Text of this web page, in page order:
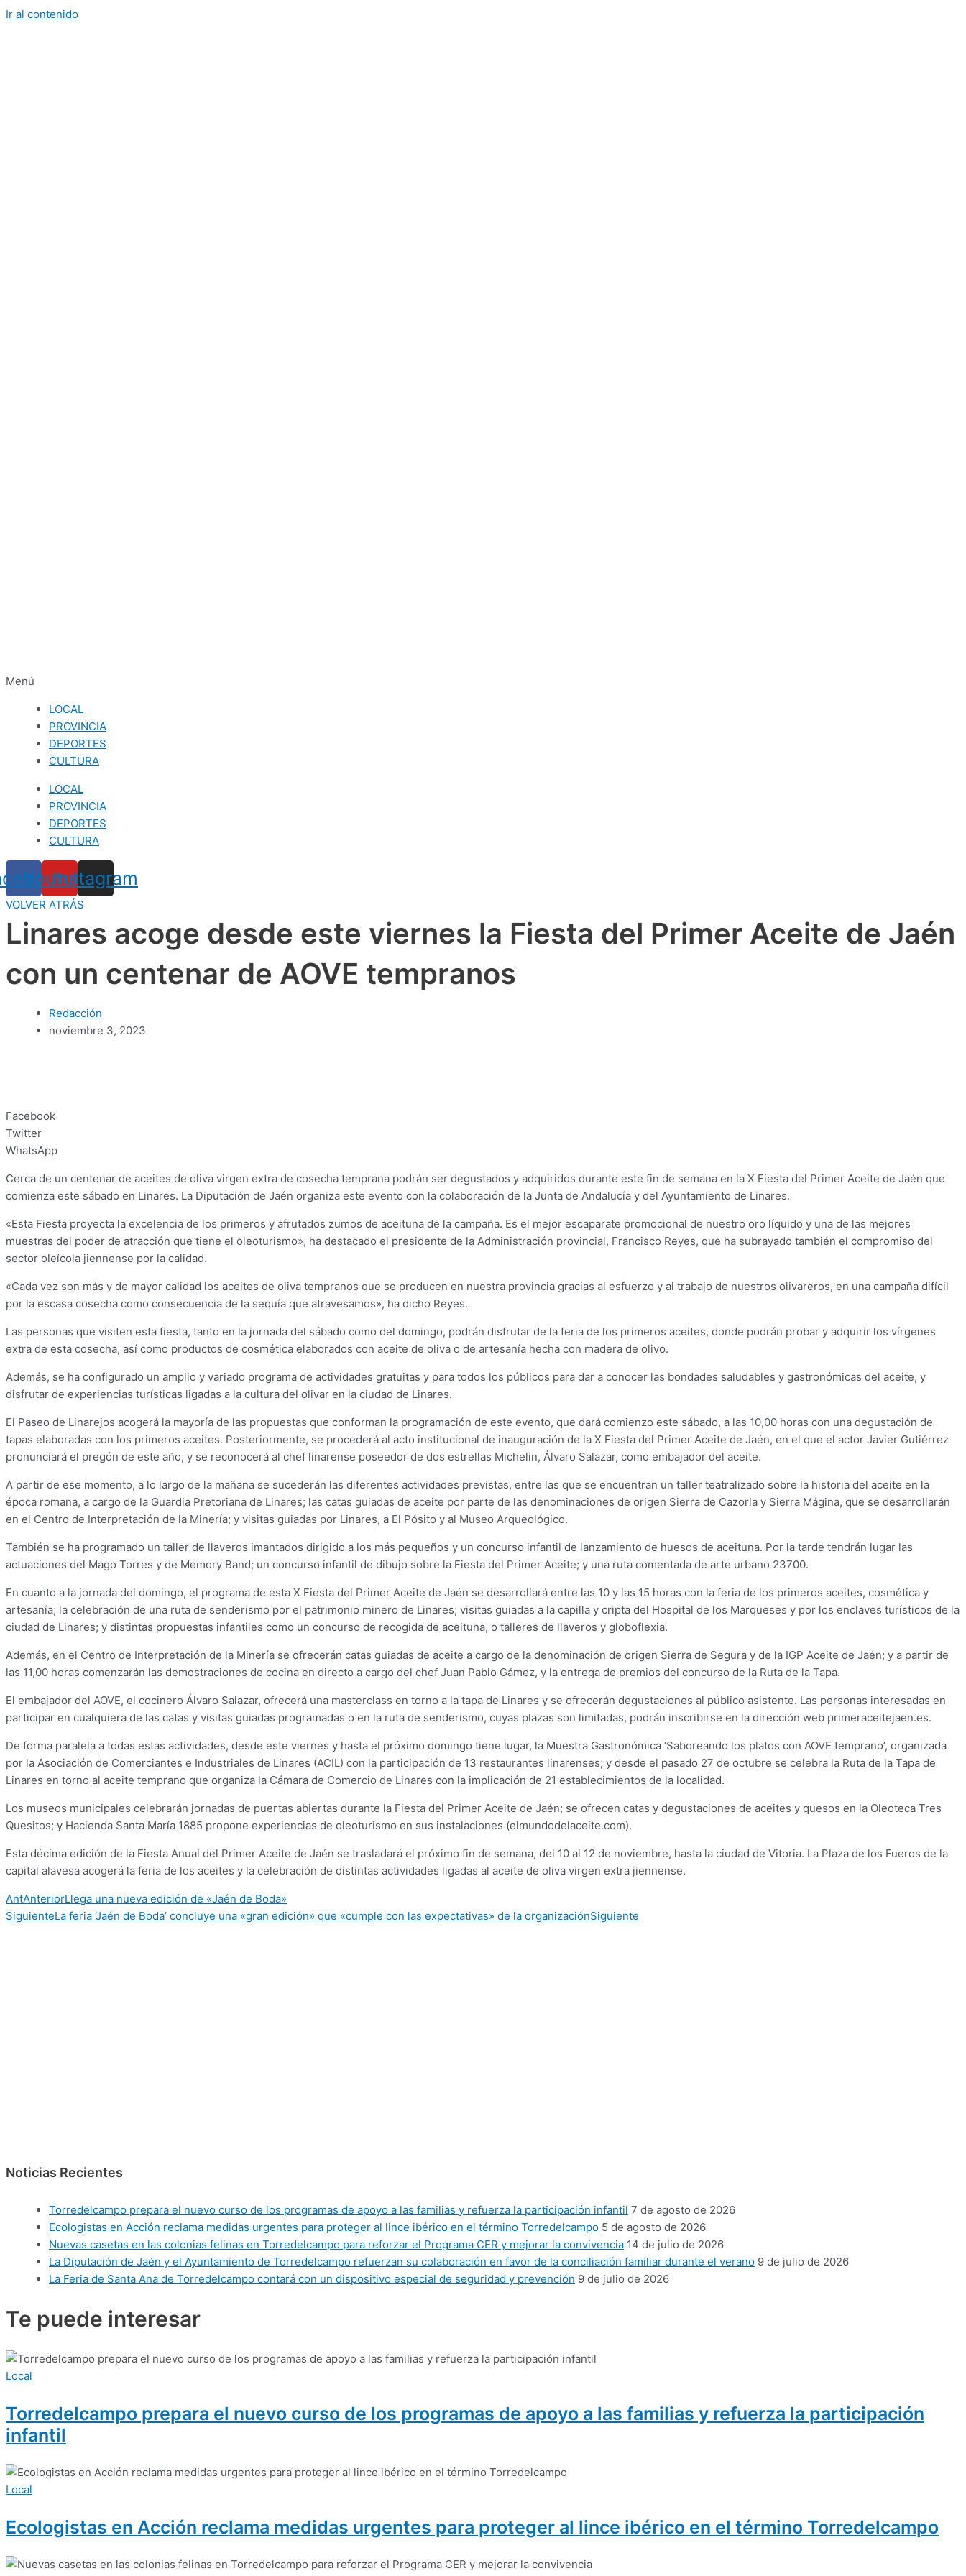
Ir al contenido
Menú
LOCAL
PROVINCIA
DEPORTES
CULTURA
LOCAL
PROVINCIA
DEPORTES
CULTURA
Youtube
Instagram
VOLVER ATRÁS
Linares acoge desde este viernes la Fiesta del Primer Aceite de Jaén
con un centenar de AOVE tempranos
Redacción
noviembre 3, 2023
Facebook
Twitter
WhatsApp
Cerca de un centenar de aceites de oliva virgen extra de cosecha temprana podrán ser degustados y adquiridos durante este fin de semana en la X Fiesta del Primer Aceite de Jaén que
comienza este sábado en Linares. La Diputación de Jaén organiza este evento con la colaboración de la Junta de Andalucía y del Ayuntamiento de Linares.
«Esta Fiesta proyecta la excelencia de los primeros y afrutados zumos de aceituna de la campaña. Es el mejor escaparate promocional de nuestro oro líquido y una de las mejores
muestras del poder de atracción que tiene el oleoturismo», ha destacado el presidente de la Administración provincial, Francisco Reyes, que ha subrayado también el compromiso del
sector oleícola jiennense por la calidad.
«Cada vez son más y de mayor calidad los aceites de oliva tempranos que se producen en nuestra provincia gracias al esfuerzo y al trabajo de nuestros olivareros, en una campaña difícil
por la escasa cosecha como consecuencia de la sequía que atravesamos», ha dicho Reyes.
Las personas que visiten esta fiesta, tanto en la jornada del sábado como del domingo, podrán disfrutar de la feria de los primeros aceites, donde podrán probar y adquirir los vírgenes
extra de esta cosecha, así como productos de cosmética elaborados con aceite de oliva o de artesanía hecha con madera de olivo.
Además, se ha configurado un amplio y variado programa de actividades gratuitas y para todos los públicos para dar a conocer las bondades saludables y gastronómicas del aceite, y
disfrutar de experiencias turísticas ligadas a la cultura del olivar en la ciudad de Linares.
El Paseo de Linarejos acogerá la mayoría de las propuestas que conforman la programación de este evento, que dará comienzo este sábado, a las 10,00 horas con una degustación de
tapas elaboradas con los primeros aceites. Posteriormente, se procederá al acto institucional de inauguración de la X Fiesta del Primer Aceite de Jaén, en el que el actor Javier Gutiérrez
pronunciará el pregón de este año, y se reconocerá al chef linarense poseedor de dos estrellas Michelin, Álvaro Salazar, como embajador del aceite.
A partir de ese momento, a lo largo de la mañana se sucederán las diferentes actividades previstas, entre las que se encuentran un taller teatralizado sobre la historia del aceite en la
época romana, a cargo de la Guardia Pretoriana de Linares; las catas guiadas de aceite por parte de las denominaciones de origen Sierra de Cazorla y Sierra Mágina, que se desarrollarán
en el Centro de Interpretación de la Minería; y visitas guiadas por Linares, a El Pósito y al Museo Arqueológico.
También se ha programado un taller de llaveros imantados dirigido a los más pequeños y un concurso infantil de lanzamiento de huesos de aceituna. Por la tarde tendrán lugar las
actuaciones del Mago Torres y de Memory Band; un concurso infantil de dibujo sobre la Fiesta del Primer Aceite; y una ruta comentada de arte urbano 23700.
En cuanto a la jornada del domingo, el programa de esta X Fiesta del Primer Aceite de Jaén se desarrollará entre las 10 y las 15 horas con la feria de los primeros aceites, cosmética y
artesanía; la celebración de una ruta de senderismo por el patrimonio minero de Linares; visitas guiadas a la capilla y cripta del Hospital de los Marqueses y por los enclaves turísticos de la
ciudad de Linares; y distintas propuestas infantiles como un concurso de recogida de aceituna, o talleres de llaveros y globoflexia.
Además, en el Centro de Interpretación de la Minería se ofrecerán catas guiadas de aceite a cargo de la denominación de origen Sierra de Segura y de la IGP Aceite de Jaén; y a partir de
las 11,00 horas comenzarán las demostraciones de cocina en directo a cargo del chef Juan Pablo Gámez, y la entrega de premios del concurso de la Ruta de la Tapa.
El embajador del AOVE, el cocinero Álvaro Salazar, ofrecerá una masterclass en torno a la tapa de Linares y se ofrecerán degustaciones al público asistente. Las personas interesadas en
participar en cualquiera de las catas y visitas guiadas programadas o en la ruta de senderismo, cuyas plazas son limitadas, podrán inscribirse en la dirección web primeraceitejaen.es.
De forma paralela a todas estas actividades, desde este viernes y hasta el próximo domingo tiene lugar, la Muestra Gastronómica ‘Saboreando los platos con AOVE temprano’, organizada
por la Asociación de Comerciantes e Industriales de Linares (ACIL) con la participación de 13 restaurantes linarenses; y desde el pasado 27 de octubre se celebra la Ruta de la Tapa de
Linares en torno al aceite temprano que organiza la Cámara de Comercio de Linares con la implicación de 21 establecimientos de la localidad.
Los museos municipales celebrarán jornadas de puertas abiertas durante la Fiesta del Primer Aceite de Jaén; se ofrecen catas y degustaciones de aceites y quesos en la Oleoteca Tres
Quesitos; y Hacienda Santa María 1885 propone experiencias de oleoturismo en sus instalaciones (elmundodelaceite.com).
Esta décima edición de la Fiesta Anual del Primer Aceite de Jaén se trasladará el próximo fin de semana, del 10 al 12 de noviembre, hasta la ciudad de Vitoria. La Plaza de los Fueros de la
capital alavesa acogerá la feria de los aceites y la celebración de distintas actividades ligadas al aceite de oliva virgen extra jiennense.
AntAnteriorLlega una nueva edición de «Jaén de Boda»
SiguienteLa feria ‘Jaén de Boda’ concluye una «gran edición» que «cumple con las expectativas» de la organizaciónSiguiente
Noticias Recientes
Torredelcampo prepara el nuevo curso de los programas de apoyo a las familias y refuerza la participación infantil 7 de agosto de 2026
Ecologistas en Acción reclama medidas urgentes para proteger al lince ibérico en el término Torredelcampo 5 de agosto de 2026
Nuevas casetas en las colonias felinas en Torredelcampo para reforzar el Programa CER y mejorar la convivencia 14 de julio de 2026
La Diputación de Jaén y el Ayuntamiento de Torredelcampo refuerzan su colaboración en favor de la conciliación familiar durante el verano 9 de julio de 2026
La Feria de Santa Ana de Torredelcampo contará con un dispositivo especial de seguridad y prevención 9 de julio de 2026
Te puede interesar
Local
Torredelcampo prepara el nuevo curso de los programas de apoyo a las familias y refuerza la participación
infantil
Local
Ecologistas en Acción reclama medidas urgentes para proteger al lince ibérico en el término Torredelcampo